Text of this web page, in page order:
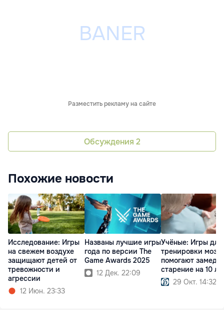
Разместить рекламу на сайте
Обсуждения 2
Похожие новости
Исследование: Игры
на свежем воздухе
защищают детей от
тревожности и
агрессии
12 Июн. 23:33
Названы лучшие игры
года по версии The
Game Awards 2025
12 Дек. 22:09
Учёные: Игры для
тренировки мозга
помогают
старение на 10
29 Окт. 14:32